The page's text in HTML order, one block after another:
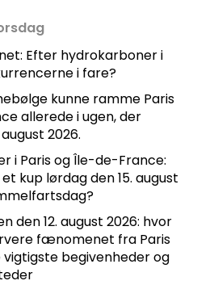
Efter hydrokarboner i
i fare?
kunne ramme Paris
allerede i ugen, der
2026.
i Paris og Île-de-France:
kup lørdag den 15. august
den 12. august 2026: hvor
fænomenet fra Paris
vigtigste begivenheder og